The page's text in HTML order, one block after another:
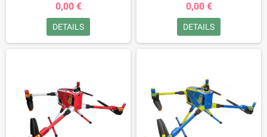
0,00 €
DETAILS
0,00 €
DETAILS